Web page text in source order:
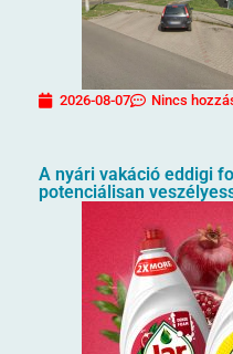
2026-08-07 Nincs
A nyári vakáció eddigi
potenciálisan